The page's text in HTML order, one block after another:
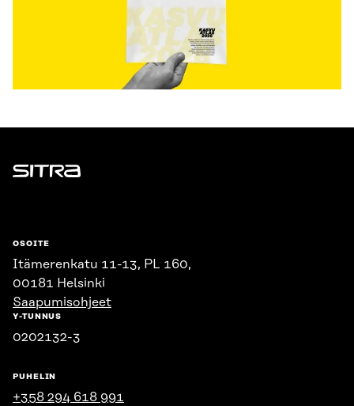
Sitra
OSOITE
Itämerenkatu 11-13, PL 160,
00181 Helsinki
Saapumisohjeet
Y-TUNNUS
0202132-3
PUHELIN
+358 294 618 991